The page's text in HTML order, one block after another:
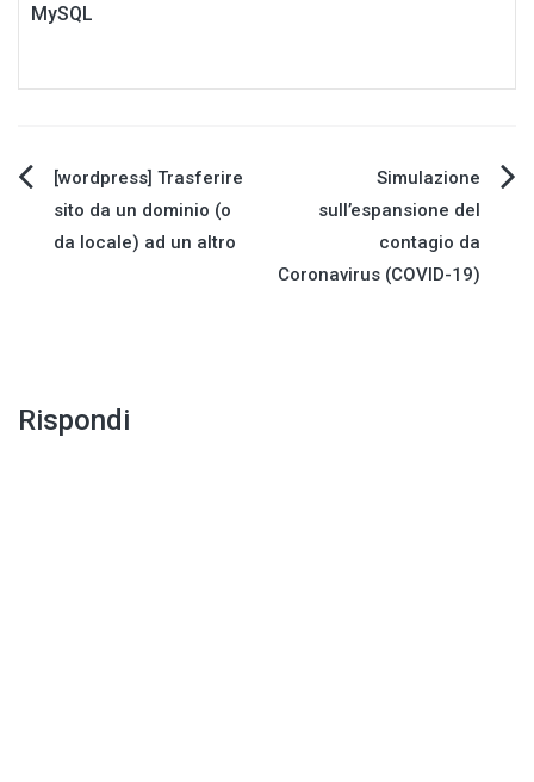
MySQL
Navigazione
articoli
[wordpress] Trasferire
sito da un dominio (o
da locale) ad un altro
Simulazione
sull’espansione del
contagio da
Coronavirus (COVID-19)
Rispondi